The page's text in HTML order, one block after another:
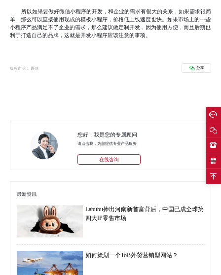
所以如果要做好微信小程序的开发，和企业的需求有很大的关系，如果需求很简
单，那么可以直接使用现成的模板小程序，价格低上线速度也快。如果市场上的一些
小程序产品满足不了企业的需求，那么建议做定制开发，因为使用方便，而且后期也
利于打造自己的品牌，这就是开发小程序应该注意的事项。
版权声明： 原创 分享
您好，我是您的专属顾问
请点击我，为您提供专业产品服务
在线咨询
最新资讯
Labubu捧出河南新首富背后，中国已成全球第
四大IP零售市场
如何策划一个ToB外贸营销型网站？